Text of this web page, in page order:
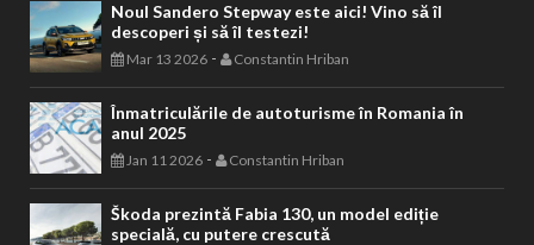
Noul Sandero Stepway este aici! Vino să îl
descoperi și să îl testezi!
Mar 13 2026 - Constantin Hriban
Înmatriculările de autoturisme în Romania în
anul 2025
Jan 11 2026 - Constantin Hriban
Škoda prezintă Fabia 130, un model ediție
specială, cu putere crescută